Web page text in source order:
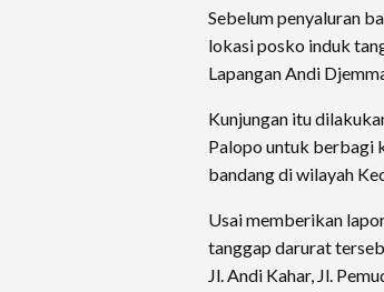
Sebelum penyaluran
lokasi posko induk
Lapangan Andi
Kunjungan itu
Palopo untuk berbagi
bandang di wilayah
Usai memberikan
tanggap darurat
Jl. Andi Kahar, Jl.